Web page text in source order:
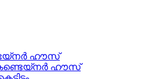
ഹൗസ്
കണ്ടെയ്നർ ഹൗസ്